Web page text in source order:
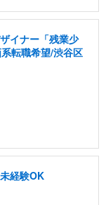
イナー「残業少
転職希望/渋谷区
経験OK